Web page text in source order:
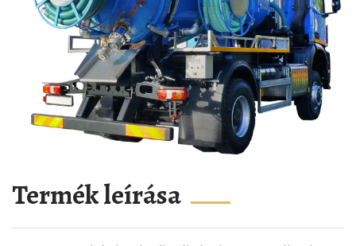
Termék leírása